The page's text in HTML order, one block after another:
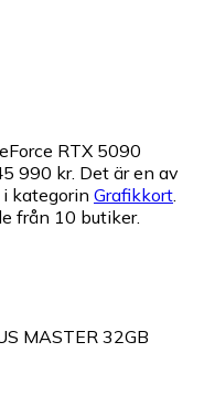
RTX 5090
990 kr. Det är en av
kategorin Grafikkort.
från 10 butiker.
MASTER 32GB